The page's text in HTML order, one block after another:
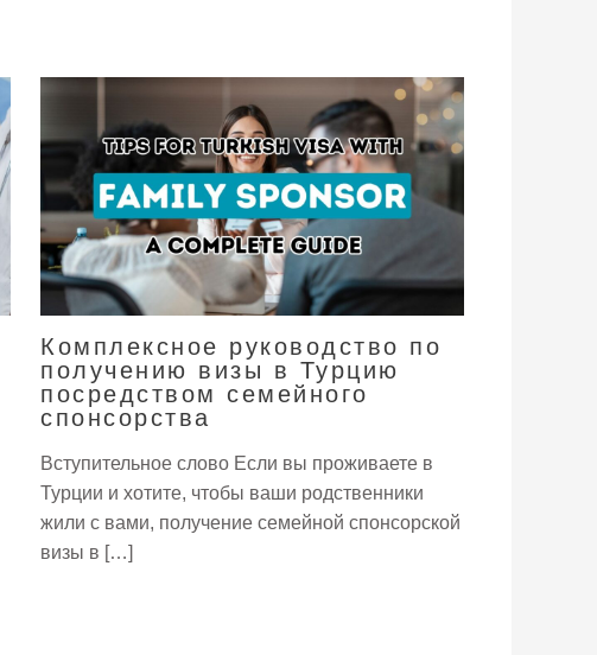
Комплексное руководство по
получению визы в Турцию
посредством семейного
спонсорства
Вступительное слово Если вы проживаете в
Турции и хотите, чтобы ваши родственники
жили с вами, получение семейной спонсорской
визы в […]